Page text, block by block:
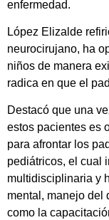
enfermedad.
López Elizalde
neurocirujano, ha
niños de manera
radica en que el
Destacó que una
estos pacientes es
para afrontar los
pediátricos, el cual
multidisciplinaria y
mental, manejo del
como la